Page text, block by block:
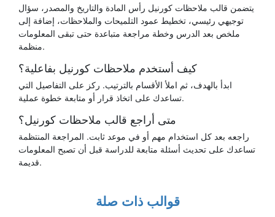
يتضمن قالب ملاحظات كورنيل رأس المادة والتاريخ والمصدر، سؤال
توجيهي رئيسي، تخطيط عمود التلميحات والملاحظات، إضافة إلى
ملخص بعد الدرس وخطة مراجعة متباعدة حتى تبقى المعلومات
منظمة.
كيف أستخدم ملاحظات كورنيل بفاعلية؟
ابدأ بالهدف، ثم املأ الأقسام بالترتيب. ركز على التفاصيل التي
تساعدك على اتخاذ قرار أو متابعة خطوة عملية.
متى أراجع قالب ملاحظات كورنيل؟
راجعه بعد كل استخدام مهم أو في موعد ثابت. المراجعة المنتظمة
تساعدك على تحديث أسئلة متابعة للدراسة قبل أن تصبح المعلومات
قديمة.
قوالب ذات صلة